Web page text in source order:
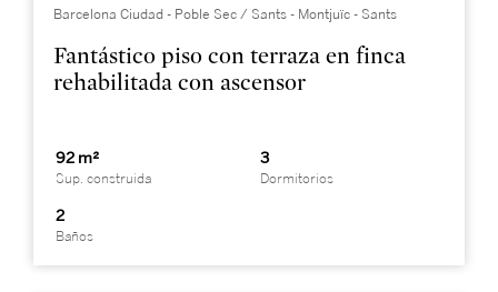
Barcelona Ciudad - Poble Sec / Sants - Montjuïc - Sants
Fantástico piso con terraza en finca
rehabilitada con ascensor
92 m²
Sup. construida
3
Dormitorios
2
Baños